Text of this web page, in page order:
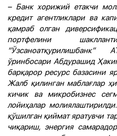
– Банк хорижий етакчи
кредит агентликлари ва
қамраб олган
портфелини
ўринбосари Абдурашид
барқарор ресурс базасини
Жалб қилинган маблағлар
кичик ва микробизнес
лойиҳалар
қўшилган қиймат яратувчи
чиқариш, энергия